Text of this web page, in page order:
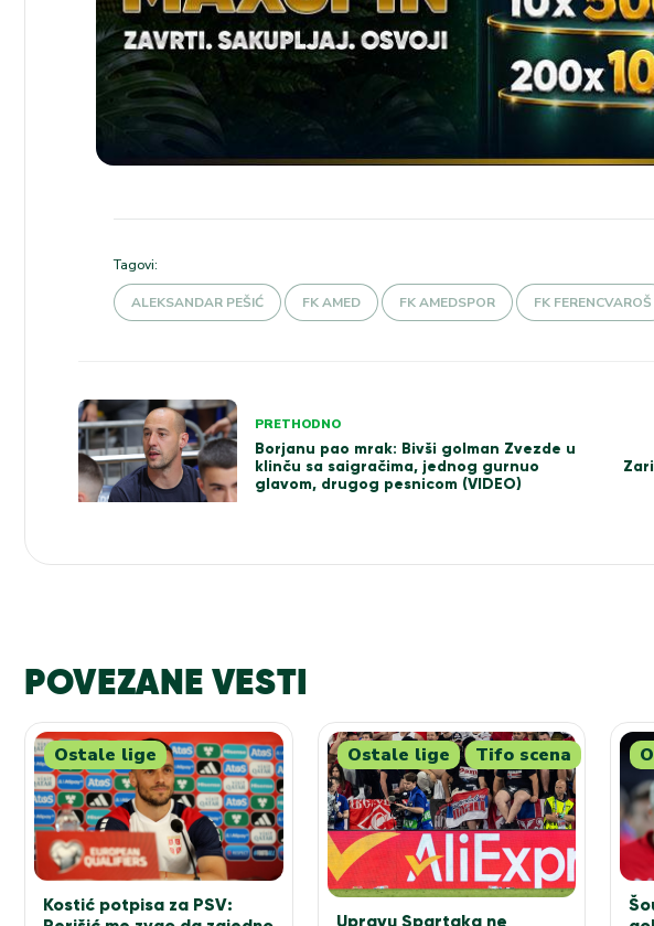
Tagovi:
ALEKSANDAR PEŠIĆ FK AMED FK AMEDSPOR FK FERENCVAROŠ
Kretanje
članka
PRETHODNO
Borjanu pao mrak: Bivši golman Zvezde u
klinču sa saigračima, jednog gurnuo
glavom, drugog pesnicom (VIDEO)
POVEZANE VESTI
Ostale lige
Kostić potpisa za PSV:
Ostale lige Tifo scena
Upravu Spartaka ne